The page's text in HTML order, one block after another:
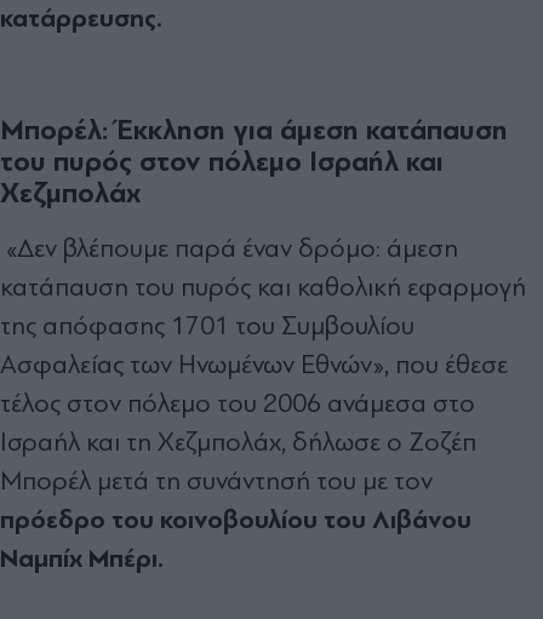
κατάρρευσης.
Μπορέλ: Έκκληση για άμεση κατάπαυση
του πυρός στον πόλεμο Ισραήλ και
Χεζμπολάχ
«Δεν βλέπουμε παρά έναν δρόμο: άμεση
κατάπαυση του πυρός και καθολική εφαρμογή
της απόφασης 1701 του Συμβουλίου
Ασφαλείας των Ηνωμένων Εθνών», που έθεσε
τέλος στον πόλεμο του 2006 ανάμεσα στο
Ισραήλ και τη Χεζμπολάχ, δήλωσε ο Ζοζέπ
Μπορέλ μετά τη συνάντησή του με τον
πρόεδρο του κοινοβουλίου του Λιβάνου
Ναμπίχ Μπέρι.